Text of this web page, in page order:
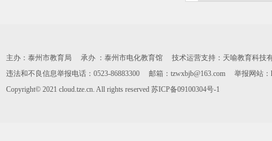
主办：泰州市教育局 承办 ：泰州市电化教育馆 技术运营支持：天喻教育科技有
违法和不良信息举报电话：0523-86883300 邮箱：tzwxbjb@163.com 举报网站：
Copyright© 2021 cloud.tze.cn. All rights reserved 苏ICP备09100304号-1